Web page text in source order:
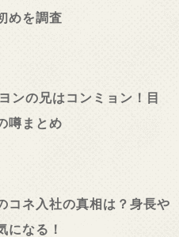
めを調査
ンの兄はコンミョン！目
噂まとめ
コネ入社の真相は？身長や
になる！